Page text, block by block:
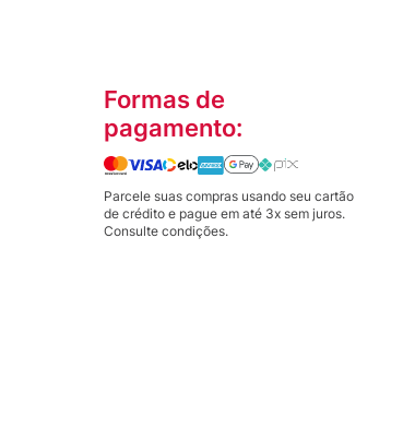
Formas de
pagamento:
Parcele suas compras usando seu cartão
de crédito e pague em até 3x sem juros.
Consulte condições.